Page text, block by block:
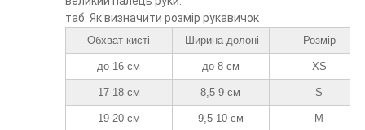
таб. Як визначити розмір рукавичок
Обхват кисті Ширина долоні Розмір
до 16 см до 8 см XS
17-18 см 8,5-9 см S
19-20 см 9,5-10 см M